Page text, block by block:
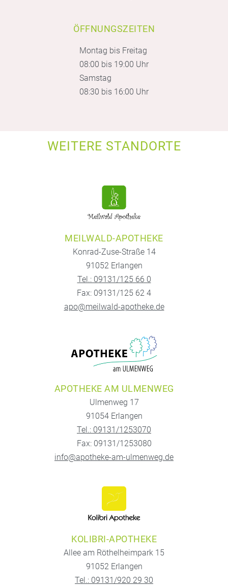
ÖFFNUNGSZEITEN
Montag bis Freitag
08:00 bis 19:00 Uhr
Samstag
08:30 bis 16:00 Uhr
WEITERE STANDORTE
MEILWALD-APOTHEKE
Konrad-Zuse-Straße 14
91052 Erlangen
Tel.: 09131/125 66 0
Fax: 09131/125 62 4
apo@meilwald-apotheke.de
APOTHEKE AM ULMENWEG
Ulmenweg 17
91054 Erlangen
Tel.: 09131/1253070
Fax: 09131/1253080
info@apotheke-am-ulmenweg.de
KOLIBRI-APOTHEKE
Allee am Röthelheimpark 15
91052 Erlangen
Tel.: 09131/920 29 30